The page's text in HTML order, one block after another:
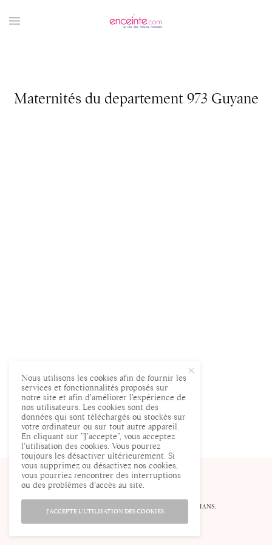
Maternités du departement 973 Guyane
© ENCEINTE.COM LE SITE DES FUTURES MAMANS.
Nous utilisons les cookies afin de fournir les
services et fonctionnalités proposés sur
notre site et afin d’améliorer l’expérience de
nos utilisateurs. Les cookies sont des
données qui sont téléchargés ou stockés sur
votre ordinateur ou sur tout autre appareil.
En cliquant sur ”J’accepte”, vous acceptez
l’utilisation des cookies. Vous pourrez
toujours les désactiver ultérieurement. Si
vous supprimez ou désactivez nos cookies,
vous pourriez rencontrer des interruptions
ou des problèmes d’accès au site.
J'ACCEPTE L'UTILISATION DES COOKIES